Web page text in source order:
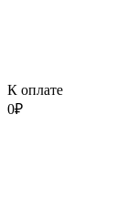
К оплате
0₽